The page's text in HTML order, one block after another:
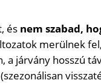
és nem szabad,
merülnek
járvány hosszú